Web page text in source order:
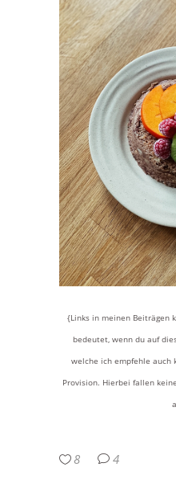
{Links in meinen Beiträgen
bedeutet, wenn du auf
welche ich empfehle auch
Provision. Hierbei fallen
8 4